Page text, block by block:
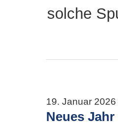
solche
19. Januar 2026
Neues